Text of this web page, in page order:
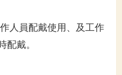
人員配戴使用、及工作
配戴。